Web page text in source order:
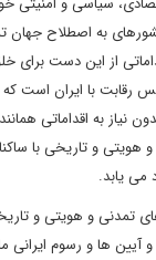
به اصطلاح جهان
از این دست
با ایران است که
نیاز به اقداماتی
و تاریخی با
می یابد.
تمدنی و هویتی و
آیین ها و رسوم ایرانی